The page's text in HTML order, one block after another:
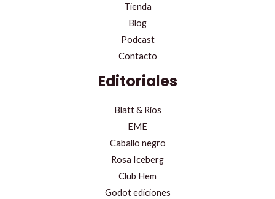
Tienda
Blog
Podcast
Contacto
Editoriales
Blatt & Rios
EME
Caballo negro
Rosa Iceberg
Club Hem
Godot ediciones